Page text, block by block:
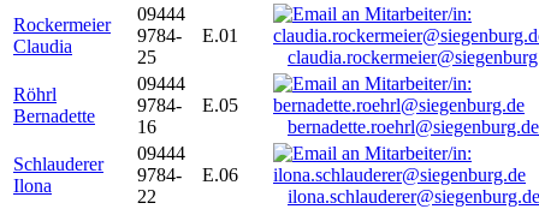
Rockermeier
Claudia
09444
9784-
25
E.01
Röhrl
Bernadette
09444
9784-
16
E.05
bernadette.roehrl@siegenburg.de
Schlauderer
Ilona
09444
9784-
22
E.06
ilona.schlauderer@siegenburg.de